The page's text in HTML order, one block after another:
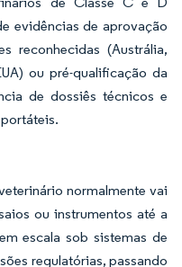
evidências de aprovação
reconhecidas (Austrália,
ou pré-qualificação da
de dossiês técnicos e
normalmente vai
ou instrumentos até a
escala sob sistemas de
regulatórias, passando